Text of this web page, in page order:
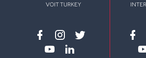
VOIT TURKEY
Facebook
instagram
twitter